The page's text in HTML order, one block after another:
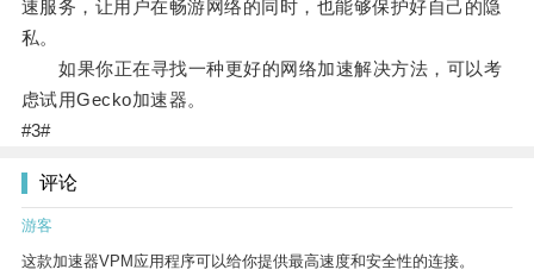
速服务，让用户在畅游网络的同时，也能够保护好自己的隐
私。
如果你正在寻找一种更好的网络加速解决方法，可以考
虑试用Gecko加速器。
#3#
评论
游客
这款加速器VPM应用程序可以给你提供最高速度和安全性的连接。